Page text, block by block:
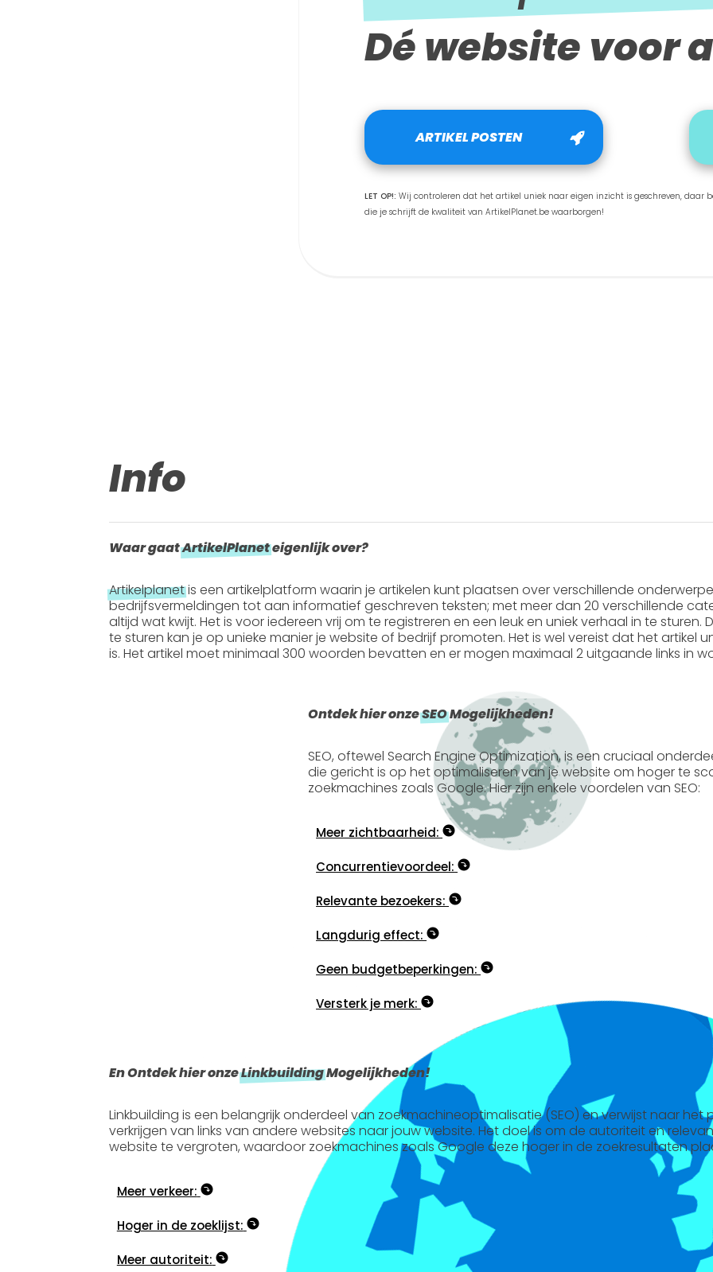
Dé website voor
ARTIKEL POSTEN
LET OP!: Wij controleren dat het artikel uniek naar eigen inzicht is geschreven, daar
die je schrijft de kwaliteit van ArtikelPlanet.be waarborgen!
Info
Waar gaatArtikelPlaneteigenlijk over?
Artikelplanetis een artikelplatform waarin je artikelen kunt plaatsen over verschillende
bedrijfsvermeldingen tot aan informatief geschreven teksten; met meer dan 20 verschillende
altijd wat kwijt. Het is voor iedereen vrij om te registreren en een leuk en uniek verhaal in te sturen.
te sturen kan je op unieke manier je website of bedrijf promoten. Het is wel vereist dat het artikel
is. Het artikel moetminimaal 300 woorden bevatten en er mogen maximaal 2 uitgaande links in
Ontdek hier onzeSEOMogelijkheden!
SEO, oftewel Search Engine Optimization, is een cruciaal
die gericht is op het optimaliseren van je website om hoger te
zoekmachines zoals Google. Hier zijn enkele voordelen van SEO:
Meer zichtbaarheid:
Concurrentievoordeel:
Relevante bezoekers:
Langdurig effect:
Geen budgetbeperkingen:
Versterk je merk:
En Ontdek hier onzeLinkbuildingMogelijkheden!
Linkbuilding is een belangrijk onderdeel van zoekmachineoptimalisatie (SEO) en verwijst naar het
verkrijgen van links van andere websites naar jouw website. Het doel is om de autoriteit en
website te vergroten, waardoor zoekmachines zoals Google deze hoger in de zoekresultaten
Meer verkeer:
Hoger in de zoeklijst:
Meer autoriteit: